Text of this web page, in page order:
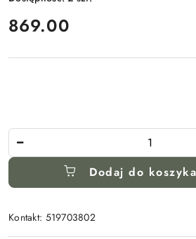
cena:
869.00
Dodaj do koszyka
Kontakt: 519703802